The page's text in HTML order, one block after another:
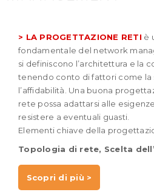
> LA PROGETTAZIONE RETI è
fondamentale del network
si definiscono l’architettura e la
tenendo conto di fattori come la
l’affidabilità. Una buona
rete possa adattarsi alle
resistere a eventuali guasti.
Elementi chiave della
Topologia di rete, Scelta
Scopri di più >